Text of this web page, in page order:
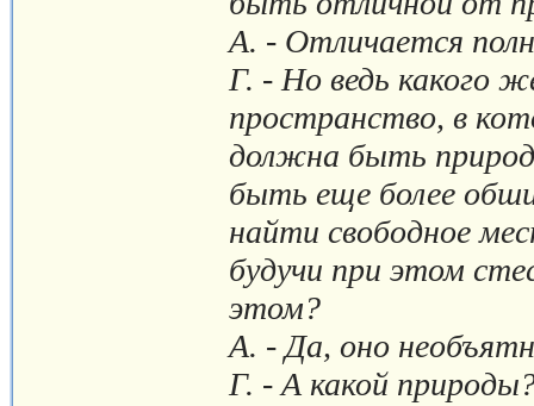
А. - Отличается
Г. - Но ведь какого
пространство, в
должна быть
быть еще более
найти свободное
будучи при этом
этом?
А. - Да, оно
Г. - А какой